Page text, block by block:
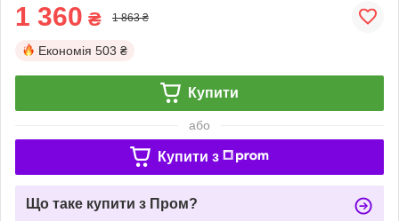
1 360 ₴ 1 863 ₴
Економія 503 ₴
Купити
або
Купити з
Що таке купити з Пром?